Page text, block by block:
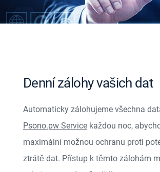
Denní zálohy vašich dat
Automaticky zálohujeme všechna
Psono.pw Service každou noc,
maximální možnou ochranu proti
ztrátě dat. Přístup k těmto zálohám